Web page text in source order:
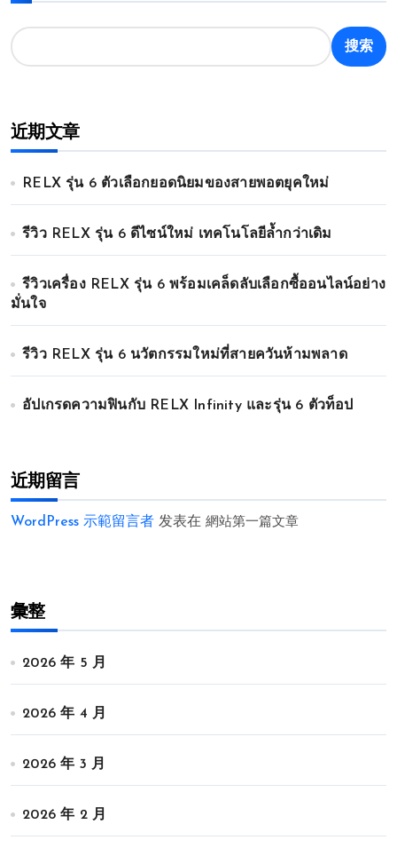
搜索
近期文章
RELX รุ่น 6 ตัวเลือกยอดนิยมของสายพอตยุคใหม่
รีวิว RELX รุ่น 6 ดีไซน์ใหม่ เทคโนโลยีล้ำกว่าเดิม
รีวิวเครื่อง RELX รุ่น 6 พร้อมเคล็ดลับเลือกซื้ออนไลน์อย่าง
มั่นใจ
รีวิว RELX รุ่น 6 นวัตกรรมใหม่ที่สายควันห้ามพลาด
อัปเกรดความฟินกับ RELX Infinity และรุ่น 6 ตัวท็อป
近期留言
WordPress 示範留言者 发表在 網站第一篇文章
彙整
2026 年 5 月
2026 年 4 月
2026 年 3 月
2026 年 2 月